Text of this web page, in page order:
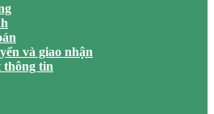
và giao nhận
thông tin